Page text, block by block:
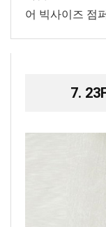
어 빅사이즈 점
7.